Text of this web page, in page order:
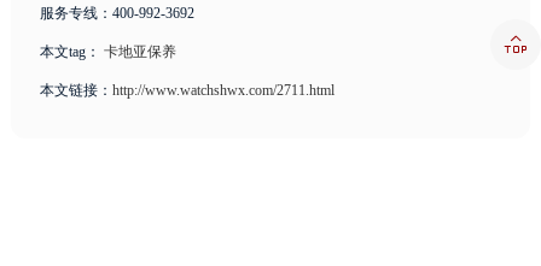
服务专线：400-992-3692
本文tag： 卡地亚保养
本文链接： http://www.watchshwx.com/2711.html
